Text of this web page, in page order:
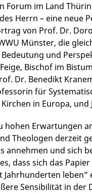
Forum im Land
Herrn – eine
von Prof. Dr.
Münster, die
und
Bischof im
Dr. Benedikt
für
in Europa, und
hohen Erwartungen
Theologen derzeit
annehmen und sich
dass sich das
Sensibilität in